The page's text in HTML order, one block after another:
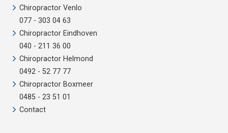
Chiropractor Venlo
077 - 303 04 63
Chiropractor Eindhoven
040 - 211 36 00
Chiropractor Helmond
0492 - 52 77 77
Chiropractor Boxmeer
0485 - 23 51 01
Contact